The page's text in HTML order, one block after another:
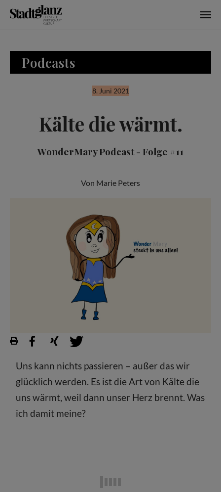
Podcasts
8. Juni 2021
Kälte die wärmt.
WonderMary Podcast - Folge #11
Von Marie Peters
Uns kann nichts passieren – außer das wir
glücklich werden. Es ist die Art von Kälte die
uns wärmt, weil dann unser Herz brennt. Was
ich damit meine?